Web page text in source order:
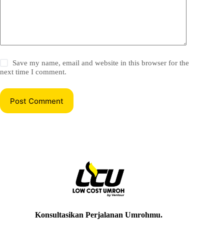
Save my name, email and website in this browser for the
next time I comment.
Post Comment
Konsultasikan Perjalanan Umrohmu.